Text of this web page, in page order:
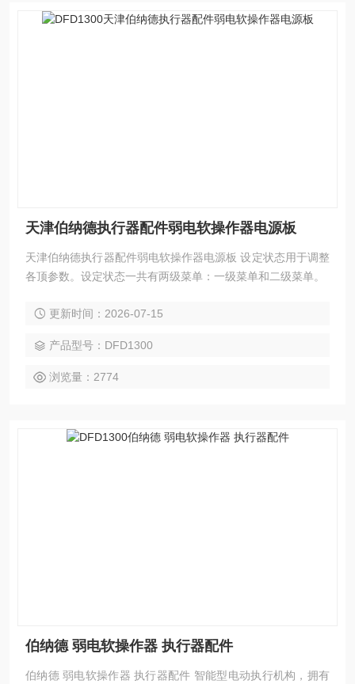
天津伯纳德执行器配件弱电软操作器电源板
天津伯纳德执行器配件弱电软操作器电源板 设定状态用于调整
各顶参数。设定状态一共有两级菜单：一级菜单和二级菜单。
更新时间：2026-07-15
产品型号：DFD1300
浏览量：2774
伯纳德 弱电软操作器 执行器配件
伯纳德 弱电软操作器 执行器配件 智能型电动执行机构，拥有